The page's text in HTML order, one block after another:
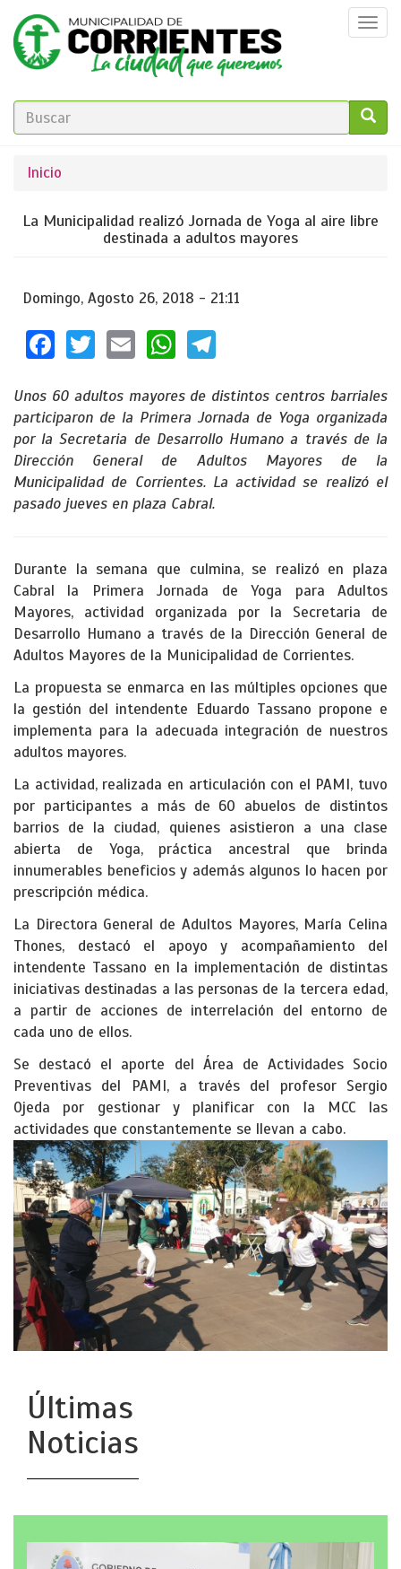
Pasar
contenido
principal
FORMULARIO
BÚSQUEDA
Se
encuentra
usted
Inicio
La Municipalidad realizó Jornada de Yoga al aire libre
destinada a adultos mayores
Domingo, Agosto 26, 2018 - 21:11
Facebook
TwitterEmailWhatsApp
Unos 60 adultos mayores de distintos centros barriales
participaron de la Primera Jornada de Yoga organizada
por la Secretaria de Desarrollo Humano a través de la
Dirección General de Adultos Mayores de la
Municipalidad de Corrientes. La actividad se realizó el
pasado jueves en plaza Cabral.
Durante la semana que culmina, se realizó en plaza
Cabral la Primera Jornada de Yoga para Adultos
Mayores, actividad organizada por la Secretaria de
Desarrollo Humano a través de la Dirección General de
Adultos Mayores de la Municipalidad de Corrientes.
La propuesta se enmarca en las múltiples opciones que
la gestión del intendente Eduardo Tassano propone e
implementa para la adecuada integración de nuestros
adultos mayores.
La actividad, realizada en articulación con el PAMI, tuvo
por participantes a más de 60 abuelos de distintos
barrios de la ciudad, quienes asistieron a una clase
abierta de Yoga, práctica ancestral que brinda
innumerables beneficios y además algunos lo hacen por
prescripción médica.
La Directora General de Adultos Mayores, María Celina
Thones, destacó el apoyo y acompañamiento del
intendente Tassano en la implementación de distintas
iniciativas destinadas a las personas de la tercera edad,
a partir de acciones de interrelación del entorno de
cada uno de ellos.
Se destacó el aporte del Área de Actividades Socio
Preventivas del PAMI, a través del profesor Sergio
Ojeda por gestionar y planificar con la MCC las
actividades que constantemente se llevan a cabo.
Últimas
Noticias